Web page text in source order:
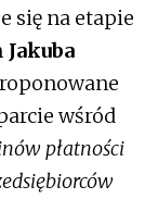
się na etapie
Jakuba
wśród
płatności